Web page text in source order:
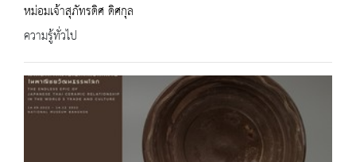
หม่อมเจ้าสุภัทรดิศ ดิศกุล
ความรู้ทั่วไป